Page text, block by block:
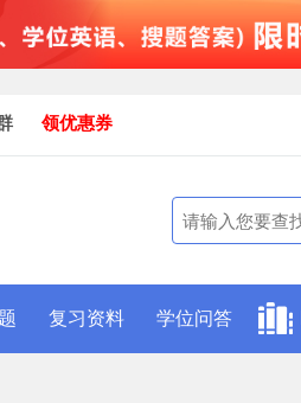
领优惠券
复习资料 学位问答